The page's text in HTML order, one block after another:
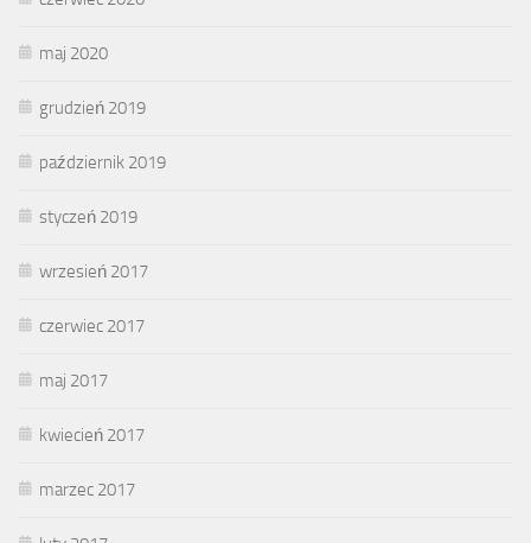
maj 2020
grudzień 2019
październik 2019
styczeń 2019
wrzesień 2017
czerwiec 2017
maj 2017
kwiecień 2017
marzec 2017